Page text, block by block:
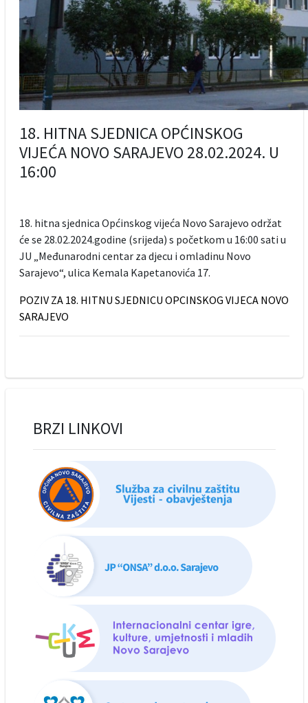
18. HITNA SJEDNICA OPĆINSKOG
VIJEĆA NOVO SARAJEVO 28.02.2024. U
16:00
18. hitna sjednica Općinskog vijeća Novo Sarajevo održat
će se 28.02.2024.godine (srijeda) s početkom u 16:00 sati u
JU „Međunarodni centar za djecu i omladinu Novo
Sarajevo“, ulica Kemala Kapetanovića 17.
POZIV ZA 18. HITNU SJEDNICU OPCINSKOG VIJECA NOVO
SARAJEVO
BRZI LINKOVI